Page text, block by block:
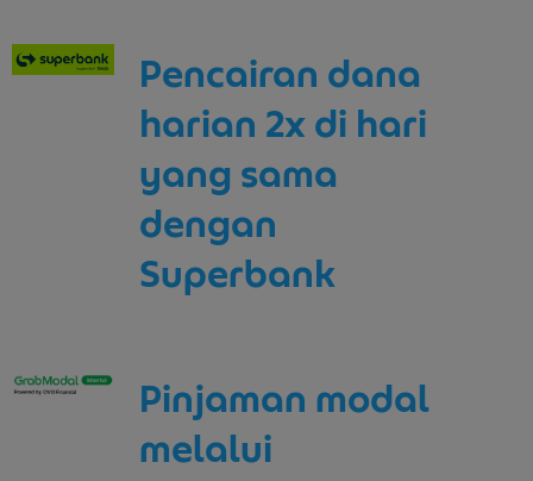
Pencairan dana
harian 2x di hari
yang sama
dengan
Superbank
Pinjaman modal
melalui